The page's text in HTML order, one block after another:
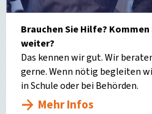
Brauchen Sie Hilfe?
weiter?
Das kennen wir gut. Wir
gerne. Wenn nötig begleiten
in Schule oder bei Behörden.
Mehr Infos